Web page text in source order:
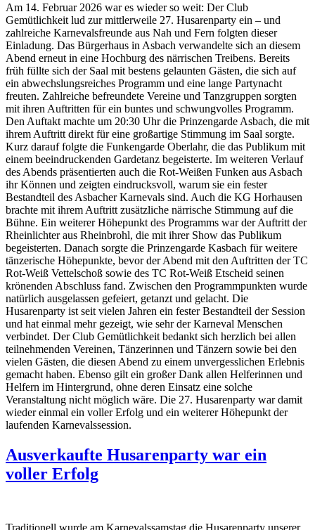
Am 14. Februar 2026 war es wieder so weit: Der Club
Gemütlichkeit lud zur mittlerweile 27. Husarenparty ein – und
zahlreiche Karnevalsfreunde aus Nah und Fern folgten dieser
Einladung. Das Bürgerhaus in Asbach verwandelte sich an diesem
Abend erneut in eine Hochburg des närrischen Treibens. Bereits
früh füllte sich der Saal mit bestens gelaunten Gästen, die sich auf
ein abwechslungsreiches Programm und eine lange Partynacht
freuten. Zahlreiche befreundete Vereine und Tanzgruppen sorgten
mit ihren Auftritten für ein buntes und schwungvolles Programm.
Den Auftakt machte um 20:30 Uhr die Prinzengarde Asbach, die mit
ihrem Auftritt direkt für eine großartige Stimmung im Saal sorgte.
Kurz darauf folgte die Funkengarde Oberlahr, die das Publikum mit
einem beeindruckenden Gardetanz begeisterte. Im weiteren Verlauf
des Abends präsentierten auch die Rot-Weißen Funken aus Asbach
ihr Können und zeigten eindrucksvoll, warum sie ein fester
Bestandteil des Asbacher Karnevals sind. Auch die KG Horhausen
brachte mit ihrem Auftritt zusätzliche närrische Stimmung auf die
Bühne. Ein weiterer Höhepunkt des Programms war der Auftritt der
Rheinlichter aus Rheinbrohl, die mit ihrer Show das Publikum
begeisterten. Danach sorgte die Prinzengarde Kasbach für weitere
tänzerische Höhepunkte, bevor der Abend mit den Auftritten der TC
Rot-Weiß Vettelschoß sowie des TC Rot-Weiß Etscheid seinen
krönenden Abschluss fand. Zwischen den Programmpunkten wurde
natürlich ausgelassen gefeiert, getanzt und gelacht. Die
Husarenparty ist seit vielen Jahren ein fester Bestandteil der Session
und hat einmal mehr gezeigt, wie sehr der Karneval Menschen
verbindet. Der Club Gemütlichkeit bedankt sich herzlich bei allen
teilnehmenden Vereinen, Tänzerinnen und Tänzern sowie bei den
vielen Gästen, die diesen Abend zu einem unvergesslichen Erlebnis
gemacht haben. Ebenso gilt ein großer Dank allen Helferinnen und
Helfern im Hintergrund, ohne deren Einsatz eine solche
Veranstaltung nicht möglich wäre. Die 27. Husarenparty war damit
wieder einmal ein voller Erfolg und ein weiterer Höhepunkt der
laufenden Karnevalssession.
Ausverkaufte Husarenparty war ein
voller Erfolg
Traditionell wurde am Karnevalssamstag die Husarenparty unserer